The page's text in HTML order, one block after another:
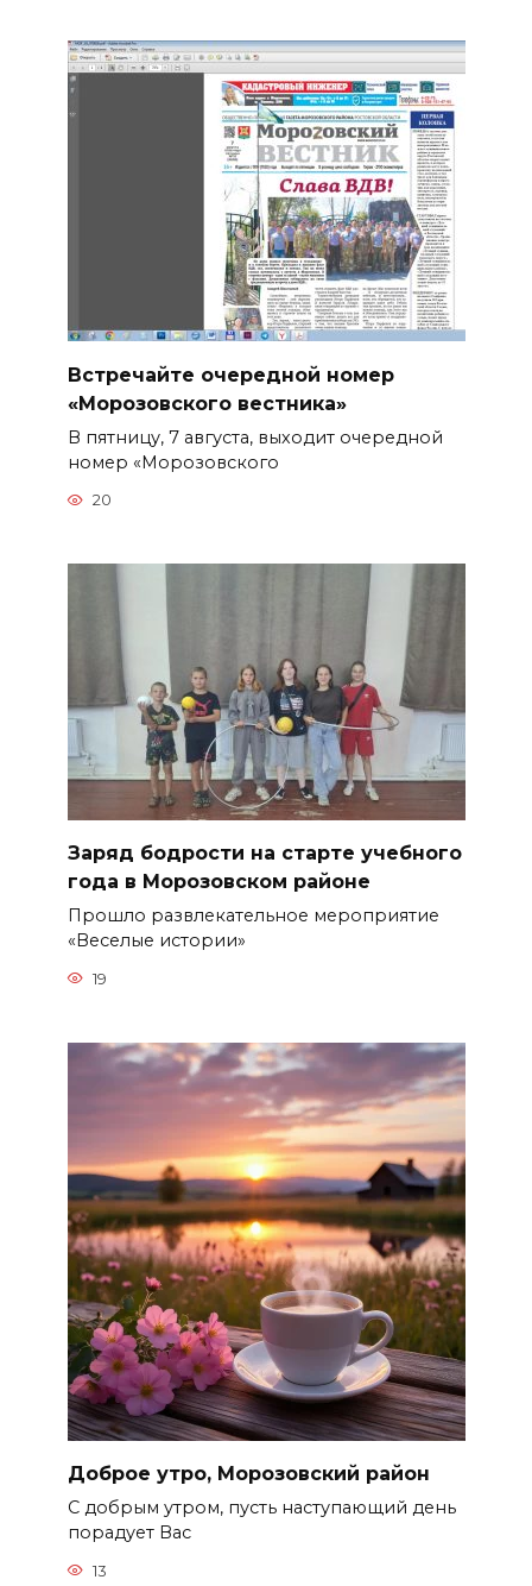
Встречайте очередной номер
«Морозовского вестника»
В пятницу, 7 августа, выходит очередной
номер «Морозовского
20
Заряд бодрости на старте учебного
года в Морозовском районе
Прошло развлекательное мероприятие
«Веселые истории»
19
Доброе утро, Морозовский район
С добрым утром, пусть наступающий день
порадует Вас
13